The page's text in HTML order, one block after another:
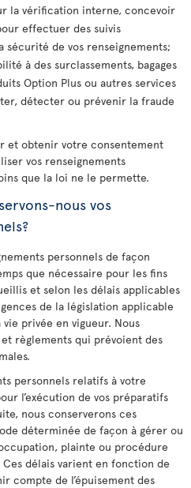
la vérification interne, concevoir
effectuer des suivis
sécurité de vos renseignements;
à des surclassements, bagages
Option Plus ou autres services
détecter ou prévenir la fraude
et obtenir votre consentement
vos renseignements
que la loi ne le permette.
nous vos
personnels de façon
que nécessaire pour les fins
et selon les délais applicables
de la législation applicable
privée en vigueur. Nous
règlements qui prévoient des
personnels relatifs à votre
l’exécution de vos préparatifs
nous conserverons ces
déterminée de façon à gérer ou
plainte ou procédure
délais varient en fonction de
compte de l’épuisement des